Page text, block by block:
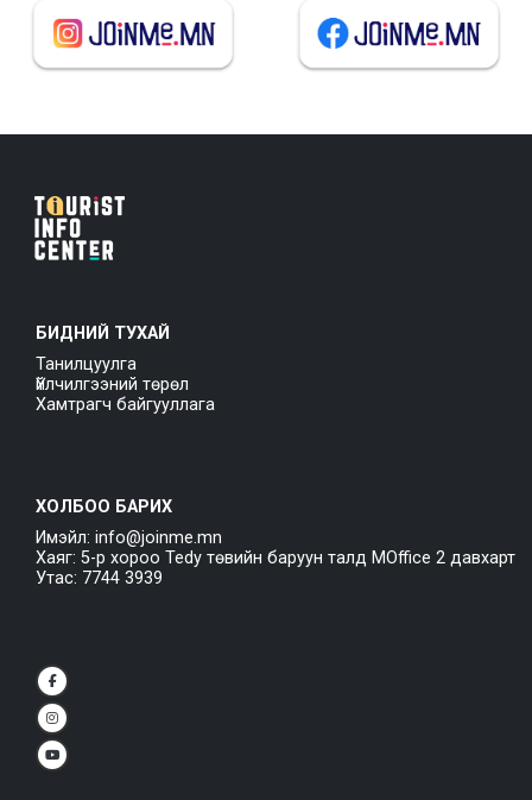
БИДНИЙ ТУХАЙ
Танилцуулга
Үйлчилгээний төрөл
Хамтрагч байгууллага
ХОЛБОО БАРИХ
Имэйл: info@joinme.mn
Хаяг: 5-р хороо Tedy төвийн баруун талд MOffice 2 давхарт
Утас: 7744 3939